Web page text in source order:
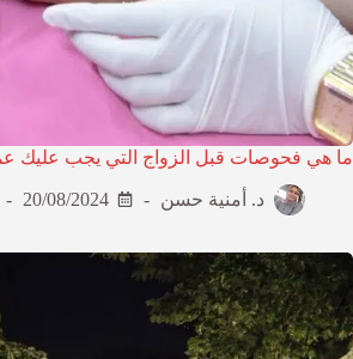
ما هي فحوصات قبل الزواج التي يجب عليك
د. أمنية حسن 20/08/2024